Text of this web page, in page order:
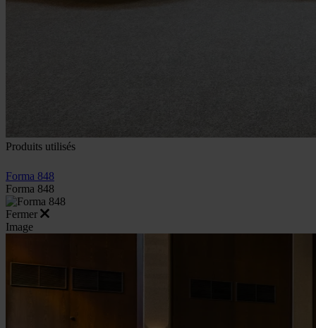
Produits utilisés
Forma 848
Forma 848
Fermer
Image